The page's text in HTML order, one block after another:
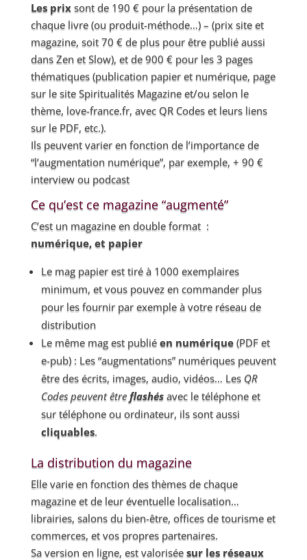
Les prixsont de 190 € pour la présentation de
chaque livre (ou produit-méthode…) – (prix site et
magazine, soit 70 € de plus pour être publié aussi
dans Zen et Slow), et de 900 € pour les 3 pages
thématiques (publication papier et numérique, page
sur le site Spiritualités Magazine et/ou selon le
thème, love-france.fr, avec QR Codes et leurs liens
sur le PDF, etc.).
Ils peuvent varier en fonction de l’importance de
“l’augmentation numérique”, par exemple, + 90 €
interview ou podcast
Ce qu’est ce magazine “augmenté”
C’est un magazine en double format :
numérique, et papier
Le mag papier est tiré à 1000 exemplaires
minimum, et vous pouvez en commander plus
pour les fournir par exemple à votre réseau de
distribution
Le même mag est publié en numérique(PDF et
e-pub) : Les “augmentations” numériques peuvent
être des écrits, images, audio, vidéos… Les QR
Codes peuvent être flashésavec le téléphone et
sur téléphone ou ordinateur, ils sont aussi
cliquables.
La distribution du magazine
Elle varie en fonction des thèmes de chaque
magazine et de leur éventuelle localisation…
librairies, salons du bien-être, offices de tourisme et
commerces, et vos propres partenaires.
Sa version en ligne, est valorisée sur les réseaux